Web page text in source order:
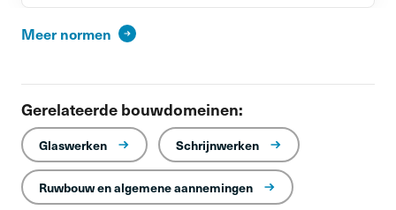
Meer normen
Gerelateerde bouwdomeinen:
Glaswerken Schrijnwerken
Ruwbouw en algemene aannemingen